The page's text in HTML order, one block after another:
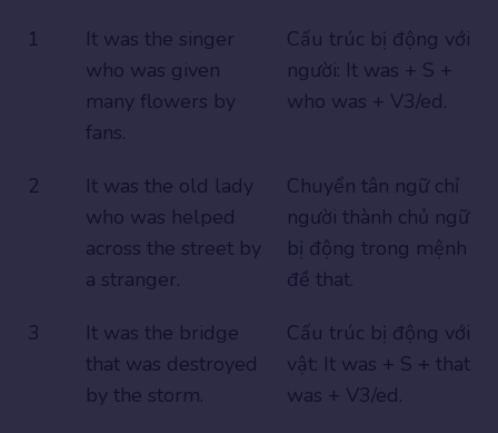
1
It was the singer
who was given
many flowers by
fans.
Cấu trúc bị động với
người: It was + S +
who was + V3/ed.
2
It was the old lady
who was helped
across the street by
a stranger.
Chuyển tân ngữ chỉ
người thành chủ ngữ
bị động trong mệnh
đề that.
3
It was the bridge
that was destroyed
by the storm.
Cấu trúc bị động với
vật: It was + S + that
was + V3/ed.